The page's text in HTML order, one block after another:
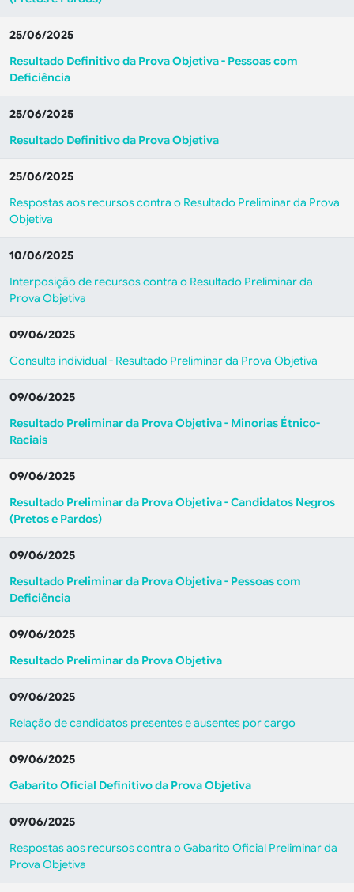
25/06/2025
Resultado Definitivo da Prova Objetiva - Pessoas com
Deficiência
25/06/2025
Resultado Definitivo da Prova Objetiva
25/06/2025
Respostas aos recursos contra o Resultado Preliminar da Prova
Objetiva
10/06/2025
Interposição de recursos contra o Resultado Preliminar da
Prova Objetiva
09/06/2025
Consulta individual - Resultado Preliminar da Prova Objetiva
09/06/2025
Resultado Preliminar da Prova Objetiva - Minorias Étnico-
Raciais
09/06/2025
Resultado Preliminar da Prova Objetiva - Candidatos Negros
(Pretos e Pardos)
09/06/2025
Resultado Preliminar da Prova Objetiva - Pessoas com
Deficiência
09/06/2025
Resultado Preliminar da Prova Objetiva
09/06/2025
Relação de candidatos presentes e ausentes por cargo
09/06/2025
Gabarito Oficial Definitivo da Prova Objetiva
09/06/2025
Respostas aos recursos contra o Gabarito Oficial Preliminar da
Prova Objetiva